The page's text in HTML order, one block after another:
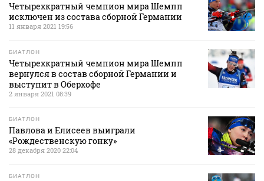
Четырехкратный чемпион мира Шемпп
исключен из состава сборной Германии
11 января 2021 19:56
БИАТЛОН
Четырехкратный чемпион мира Шемпп
вернулся в состав сборной Германии и
выступит в Оберхофе
2 января 2021 08:39
БИАТЛОН
Павлова и Елисеев выиграли
«Рождественскую гонку»
28 декабря 2020 22:04
БИАТЛОН